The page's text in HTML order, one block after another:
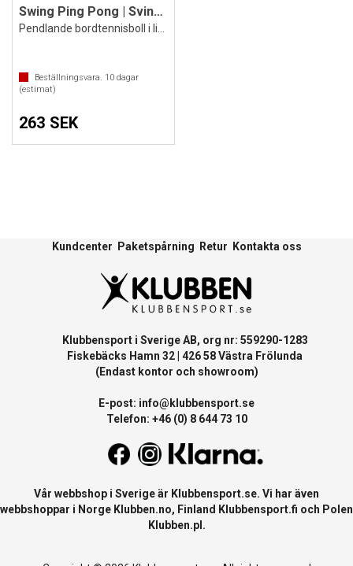
Swing Ping Pong | Svingande Pingisboll
Beställningsvara. 10 dagar
(estimat)
263 SEK
Kundcenter Paketspårning Retur Kontakta oss
Klubbensport i Sverige AB, org nr: 559290-1283
Fiskebäcks Hamn 32 | 426 58 Västra Frölunda
(Endast kontor och showroom)
E-post: info@klubbensport.se
Telefon: +46 (0) 8 644 73 10
Vår webbshop i Sverige är Klubbensport.se. Vi har även
webbshoppar i Norge Klubben.no, Finland Klubbensport.fi och Polen
Klubben.pl .